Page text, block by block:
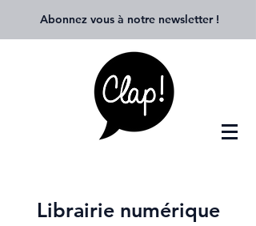
Abonnez vous à notre newsletter!
Librairie numérique